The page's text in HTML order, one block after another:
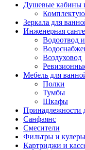
Душевые кабины
Зеркала для
Инженерная
Водоотвод
Воздуховод
Мебель для
Полки
Тумбы
Шкафы
Принадлежности
Санфаянс
Смесители
Фильтры и кулеры
Картриджи и